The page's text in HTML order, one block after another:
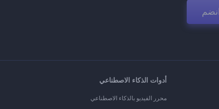
انضم
أدوات الذكاء الاصطناعي
محرر الفيديو بالذكاء الاصطناعي